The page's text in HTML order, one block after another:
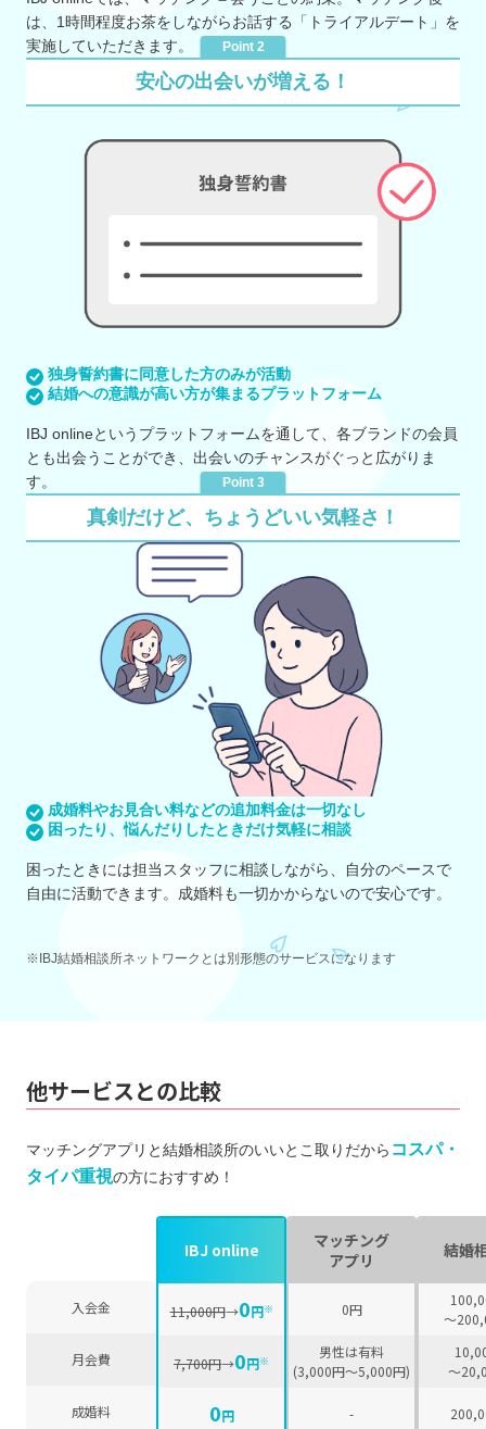
は、1時間程度お茶をしながらお話する「トライアルデート」を
実施していただきます。
Point 2
安心の出会いが増える！
独身誓約書に同意した方のみが活動
結婚への意識が高い方が集まるプラットフォーム
IBJ onlineというプラットフォームを通して、各ブランドの会員
とも出会うことができ、出会いのチャンスがぐっと広がりま
す。
Point 3
真剣だけど、ちょうどいい気軽さ！
成婚料やお見合い料などの追加料金は一切なし
困ったり、悩んだりしたときだけ気軽に相談
困ったときには担当スタッフに相談しながら、自分のペースで
自由に活動できます。成婚料も一切かからないので安心です。
※IBJ結婚相談所ネットワークとは別形態のサービスになります
他サービスとの比較
マッチングアプリと結婚相談所のいいとこ取りだから コスパ・
タイパ重視の方におすすめ！
入会金
月会費
成婚料
IBJ online
11,000円→0円※
7,700円→0円※
0円
マッチング
アプリ
0円
男性は有料
(3,000円〜5,000円)
-
結婚
〜
〜